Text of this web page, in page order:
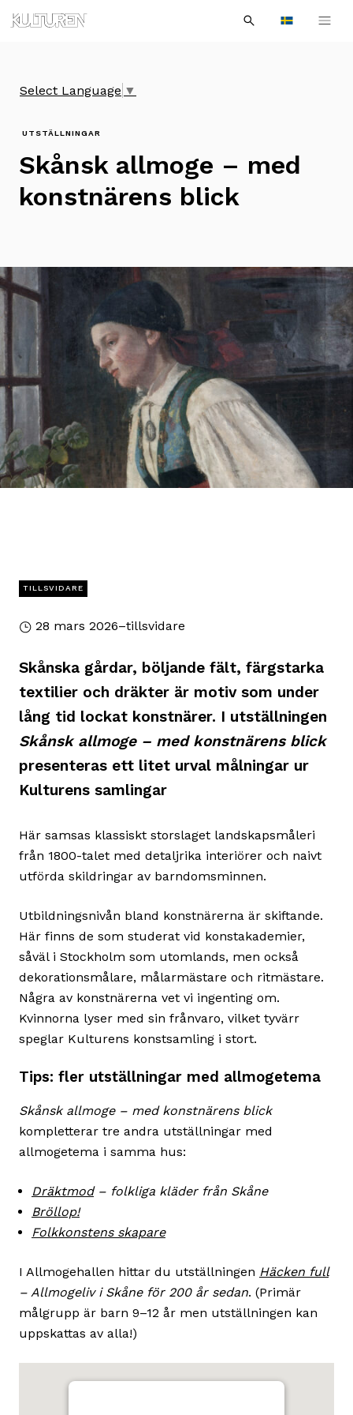
navigationen
innehållet
Languages
efter:
Sök
Select Language ▼
UTSTÄLLNINGAR
Skånsk allmoge – med
konstnärens blick
TILLSVIDARE
28 mars 2026–tillsvidare
Skånska gårdar, böljande fält, färgstarka
textilier och dräkter är motiv som under
lång tid lockat konstnärer. I utställningen
Skånsk allmoge – med konstnärens blick
presenteras ett litet urval målningar ur
Kulturens samlingar
Här samsas klassiskt storslaget landskapsmåleri
från 1800-talet med detaljrika interiörer och naivt
utförda skildringar av barndomsminnen.
Utbildningsnivån bland konstnärerna är skiftande.
Här finns de som studerat vid konstakademier,
såväl i Stockholm som utomlands, men också
dekorationsmålare, målarmästare och ritmästare.
Några av konstnärerna vet vi ingenting om.
Kvinnorna lyser med sin frånvaro, vilket tyvärr
speglar Kulturens konstsamling i stort.
Tips: fler utställningar med allmogetema
Skånsk allmoge – med konstnärens blick
kompletterar tre andra utställningar med
allmogetema i samma hus:
Dräktmod– folkliga kläder från Skåne
Bröllop!
Folkkonstens skapare
I Allmogehallen hittar du utställningen Häcken full
– Allmogeliv i Skåne för 200 år sedan. (Primär
målgrupp är barn 9–12 år men utställningen kan
uppskattas av alla!)